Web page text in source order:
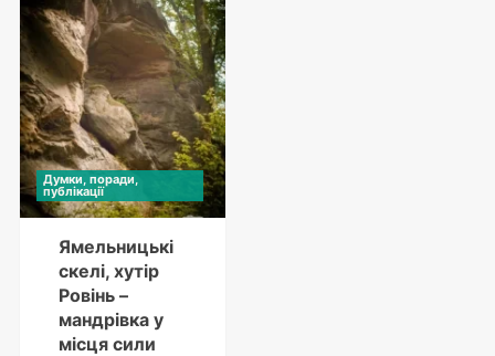
Думки, поради,
публікації
Ямельницькі
скелі, хутір
Ровінь –
мандрівка у
місця сили